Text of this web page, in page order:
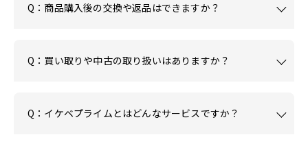
Q：商品購入後の交換や返品はできますか？
Q：買い取りや中古の取り扱いはありますか？
Q：イケベプライムとはどんなサービスですか？